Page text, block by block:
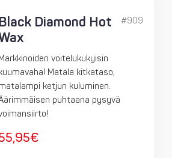
Black Diamond Hot
Markkinoiden voitelukukyisin
kuumavaha! Matala kitkataso,
ketjun kuluminen.
puhtaana pysyvä
#909
€